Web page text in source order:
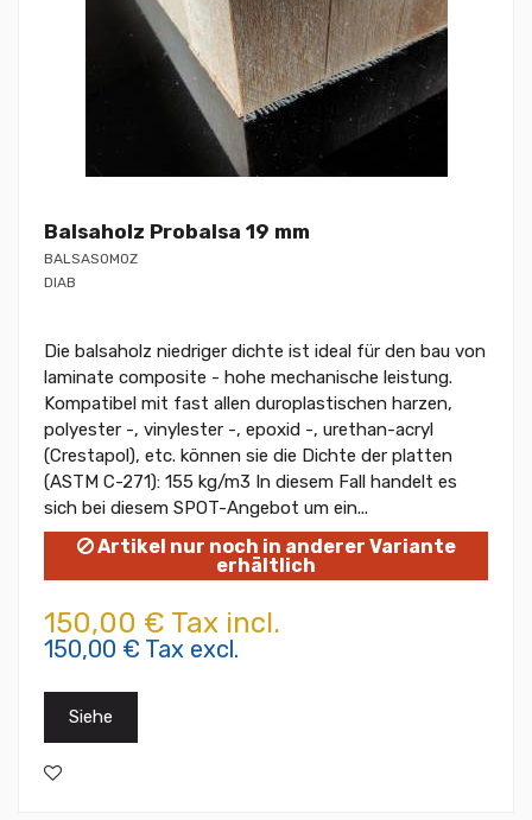
Balsaholz Probalsa 19 mm
BALSASOMOZ
DIAB
Die balsaholz niedriger dichte ist ideal für den bau von
laminate composite - hohe mechanische leistung.
Kompatibel mit fast allen duroplastischen harzen,
polyester -, vinylester -, epoxid -, urethan-acryl
(Crestapol), etc. können sie die Dichte der platten
(ASTM C-271): 155 kg/m3 In diesem Fall handelt es
sich bei diesem SPOT-Angebot um ein...
Artikel nur noch in anderer Variante
erhältlich
150,00 € Tax incl.
150,00 € Tax excl.
Siehe